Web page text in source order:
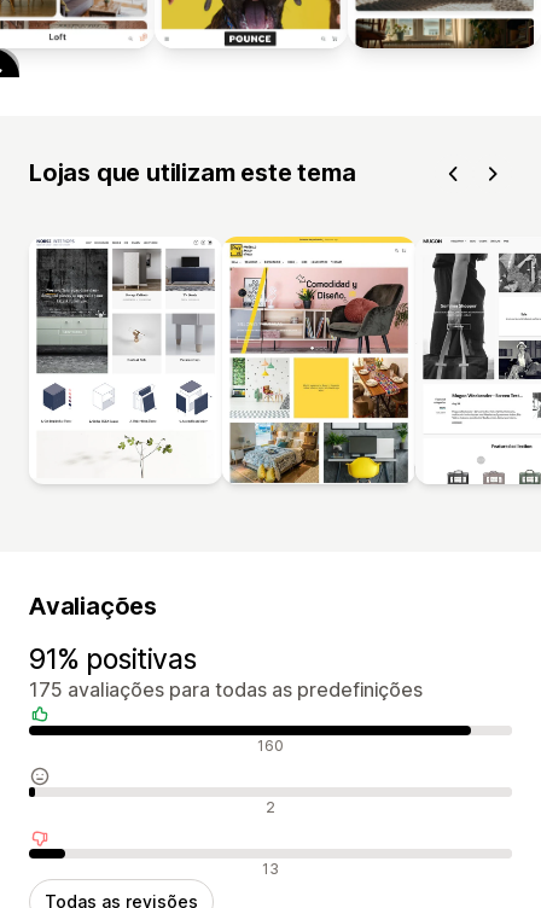
Lojas que utilizam este tema
Avaliações
91% positivas
175 avaliações para todas as predefinições
Avaliações positivas 160
Avaliações neutras 2
Avaliações negativas 13
Todas as revisões